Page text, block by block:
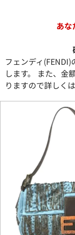
あな
フェンディ
します。 また、金
りますので詳しく